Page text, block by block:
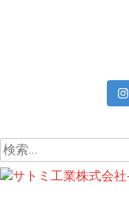
検
索:
コ